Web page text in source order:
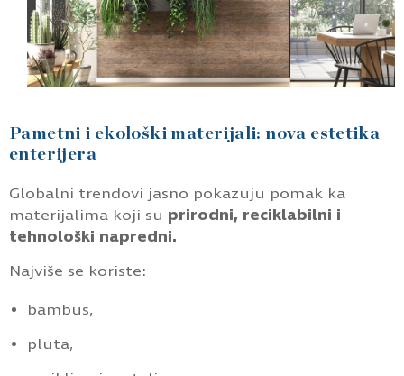
Pametni i ekološki materijali: nova estetika
enterijera
Globalni trendovi jasno pokazuju pomak ka
materijalima koji su prirodni, reciklabilni i
tehnološki napredni.
Najviše se koriste:
bambus,
pluta,